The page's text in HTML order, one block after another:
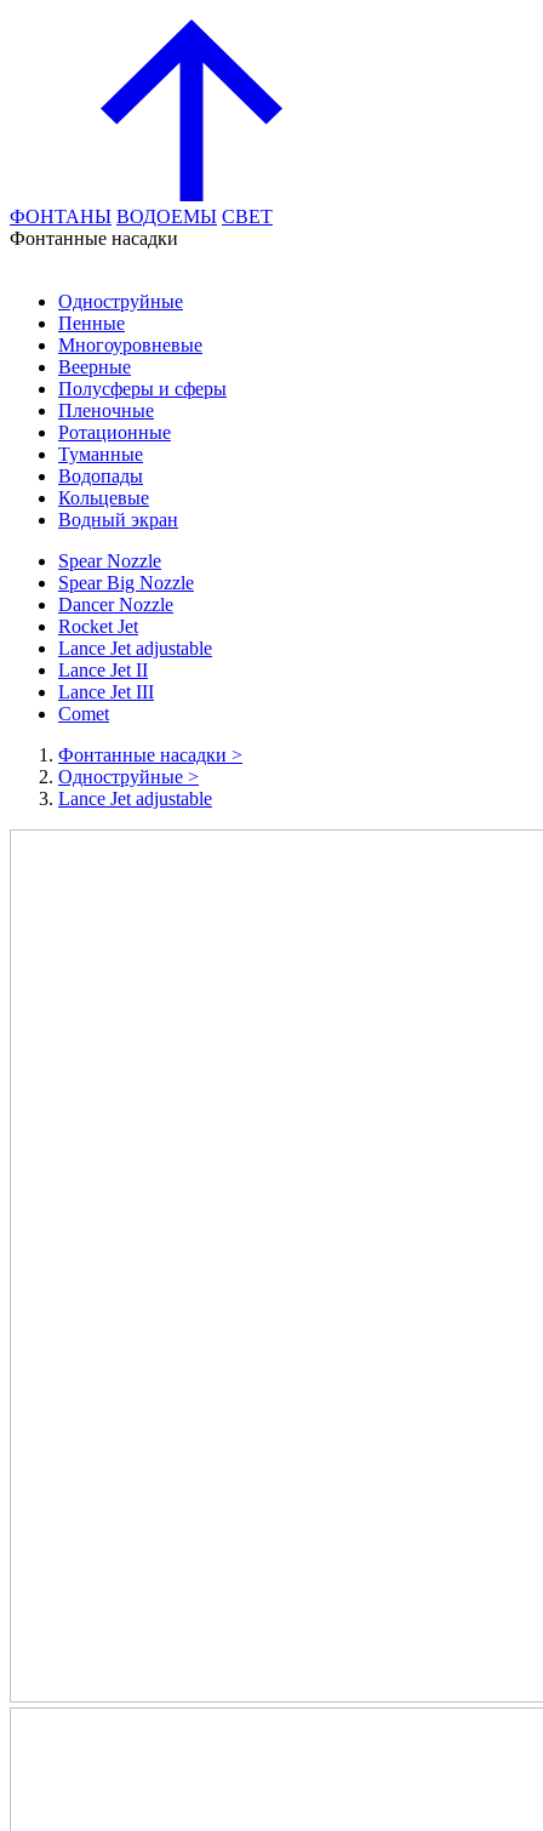
ФОНТАНЫ ВОДОЕМЫ СВЕТ
Фонтанные насадки
Одноструйные
Пенные
Многоуровневые
Веерные
Полусферы и сферы
Пленочные
Ротационные
Туманные
Водопады
Кольцевые
Водный экран
Spear Nozzle
Spear Big Nozzle
Dancer Nozzle
Rocket Jet
Lance Jet adjustable
Lance Jet II
Lance Jet III
Comet
Фонтанные насадки >
Одноструйные >
Lance Jet adjustable